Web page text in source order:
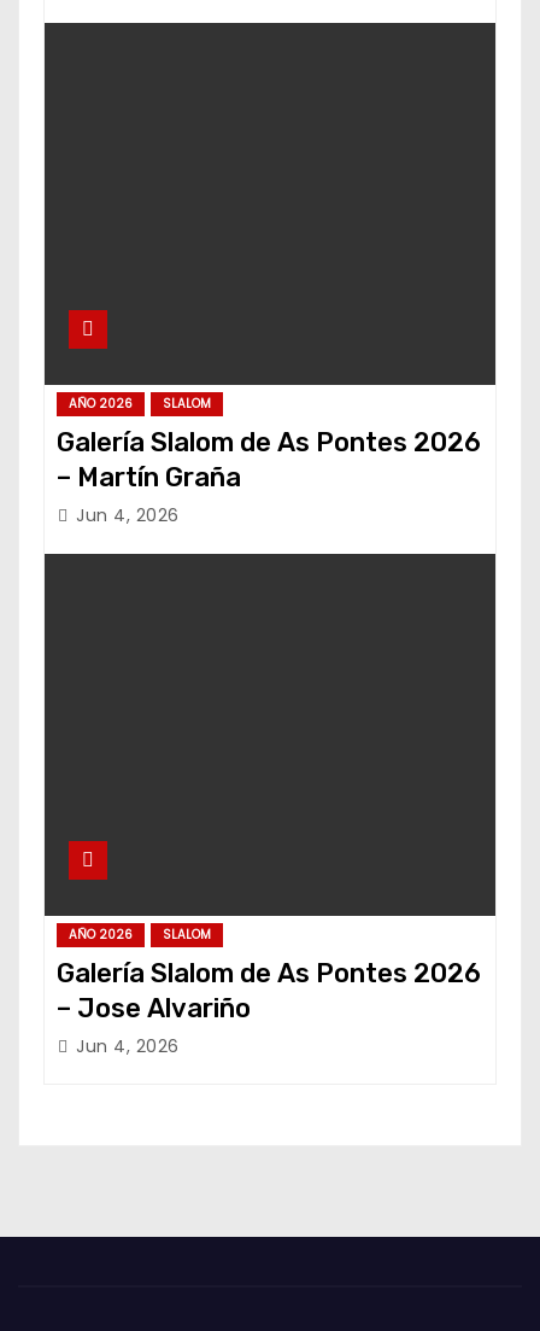
AÑO 2026 SLALOM
Galería Slalom de As Pontes 2026
– Martín Graña
Jun 4, 2026
AÑO 2026 SLALOM
Galería Slalom de As Pontes 2026
– Jose Alvariño
Jun 4, 2026